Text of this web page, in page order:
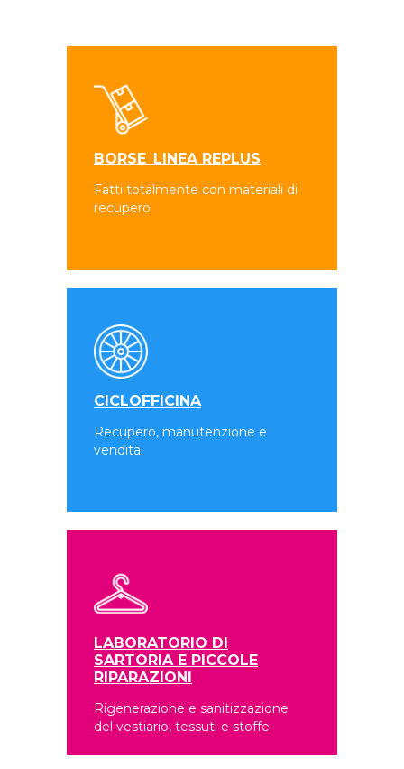
BORSE_LINEA REPLUS
Fatti totalmente con materiali di
recupero
CICLOFFICINA
Recupero, manutenzione e
vendita
LABORATORIO DI
SARTORIA E PICCOLE
RIPARAZIONI
Rigenerazione e sanitizzazione
del vestiario, tessuti e stoffe